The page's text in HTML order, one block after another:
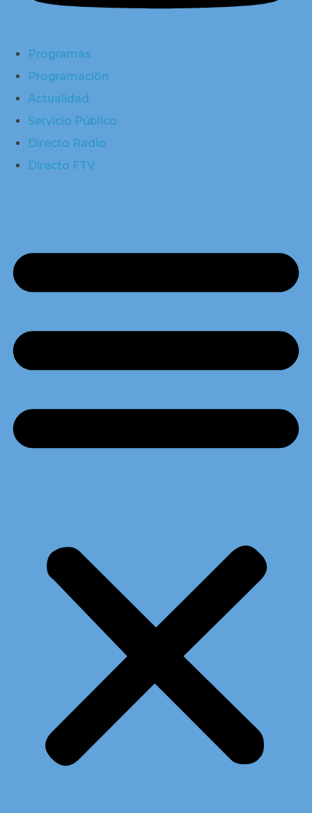
Programas
Programación
Actualidad
Servicio Público
Directo Radio
Directo FTV